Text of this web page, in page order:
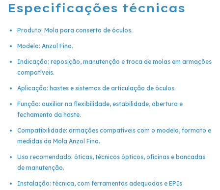
Especificações técnicas
Produto: Mola para conserto de óculos.
Modelo: Anzol Fino.
Indicação: reposição, manutenção e troca de molas em armações
compatíveis.
Aplicação: hastes e sistemas de articulação de óculos.
Função: auxiliar na flexibilidade, estabilidade, abertura e
fechamento da haste.
Compatibilidade: armações compatíveis com o modelo, formato e
medidas da Mola Anzol Fino.
Uso recomendado: óticas, técnicos ópticos, oficinas e bancadas
de manutenção.
Instalação: técnica, com ferramentas adequadas e EPIs